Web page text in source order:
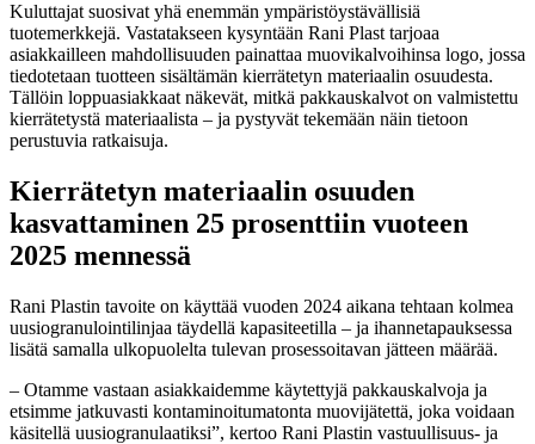
Kuluttajat suosivat yhä enemmän ympäristöystävällisiä
tuotemerkkejä. Vastatakseen kysyntään Rani Plast tarjoaa
asiakkailleen mahdollisuuden painattaa muovikalvoihinsa logo, jossa
tiedotetaan tuotteen sisältämän kierrätetyn materiaalin osuudesta.
Tällöin loppuasiakkaat näkevät, mitkä pakkauskalvot on valmistettu
kierrätetystä materiaalista – ja pystyvät tekemään näin tietoon
perustuvia ratkaisuja.
Kierrätetyn materiaalin osuuden
kasvattaminen 25 prosenttiin vuoteen
2025 mennessä
Rani Plastin tavoite on käyttää vuoden 2024 aikana tehtaan kolmea
uusiogranulointilinjaa täydellä kapasiteetilla – ja ihannetapauksessa
lisätä samalla ulkopuolelta tulevan prosessoitavan jätteen määrää.
– Otamme vastaan asiakkaidemme käytettyjä pakkauskalvoja ja
etsimme jatkuvasti kontaminoitumatonta muovijätettä, joka voidaan
käsitellä uusiogranulaatiksi”, kertoo Rani Plastin vastuullisuus- ja